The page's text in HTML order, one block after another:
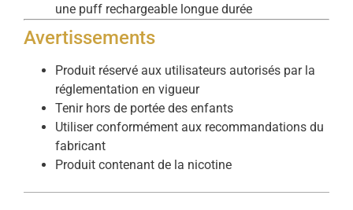
une puff rechargeable longue durée
Avertissements
Produit réservé aux utilisateurs autorisés par la
réglementation en vigueur
Tenir hors de portée des enfants
Utiliser conformément aux recommandations du
fabricant
Produit contenant de la nicotine